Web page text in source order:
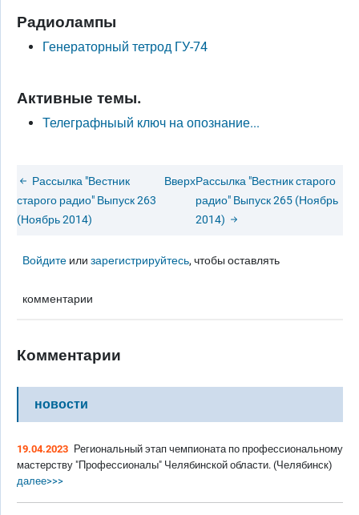
Радиолампы
Генераторный тетрод ГУ-74
Активные темы.
Телеграфныый ключ на опознание...
Рассылка "Вестник
старого радио" Выпуск 263
(Ноябрь 2014)
ВверхРассылка "Вестник старого
радио" Выпуск 265 (Ноябрь
2014)
Войдите илизарегистрируйтесь, чтобы оставлять
комментарии
Комментарии
новости
19.04.2023 Региональный этап чемпионата по профессиональному
мастерству "Профессионалы" Челябинской области. (Челябинск)
далее>>>